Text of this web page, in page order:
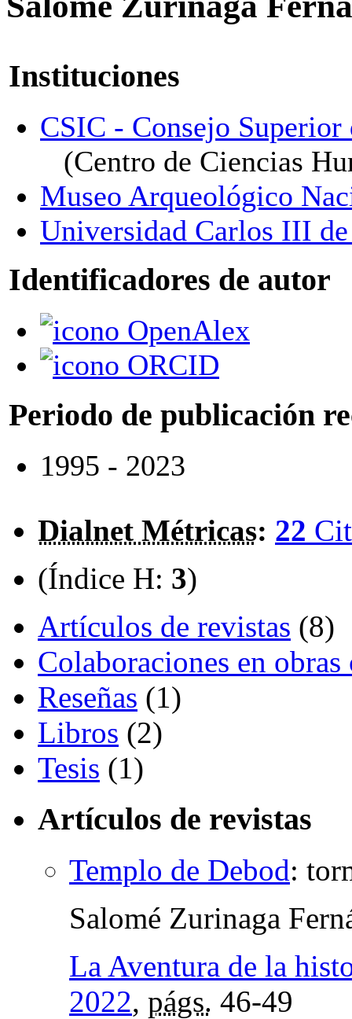
Instituciones
CSIC - Consejo
(Centro de Ciencias
Museo Arqueológico
Universidad Carlos III
Identificadores de autor
OpenAlex
ORCID
Periodo de publicación
1995 - 2023
Dialnet Métricas: 22
(Índice H: 3)
Artículos de revistas (8)
Colaboraciones en
Reseñas (1)
Libros (2)
Tesis (1)
Artículos de revistas
Templo de Debod:
Salomé Zurinaga
La Aventura de la
2022, págs. 46-49